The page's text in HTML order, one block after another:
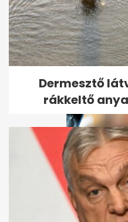
Magyar
hol
a...
Dermesztő
rákkeltő